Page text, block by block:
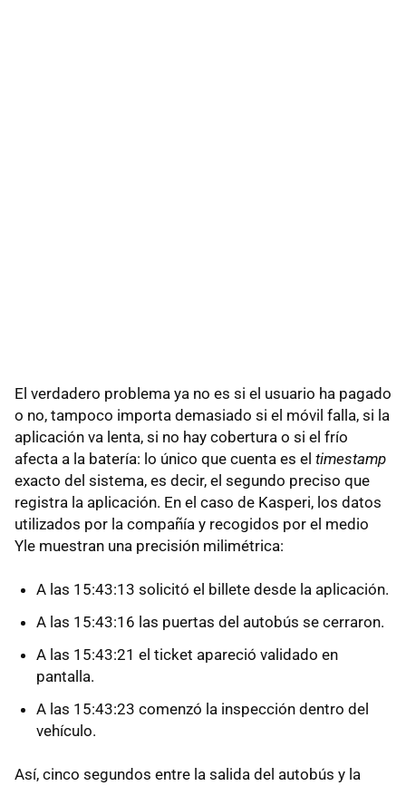
El verdadero problema ya no es si el usuario ha pagado
o no, tampoco importa demasiado si el móvil falla, si la
aplicación va lenta, si no hay cobertura o si el frío
afecta a la batería: lo único que cuenta es el timestamp
exacto del sistema, es decir, el segundo preciso que
registra la aplicación. En el caso de Kasperi, los datos
utilizados por la compañía y recogidos por el medio
Yle muestran una precisión milimétrica:
A las 15:43:13 solicitó el billete desde la aplicación.
A las 15:43:16 las puertas del autobús se cerraron.
A las 15:43:21 el ticket apareció validado en
pantalla.
A las 15:43:23 comenzó la inspección dentro del
vehículo.
Así, cinco segundos entre la salida del autobús y la